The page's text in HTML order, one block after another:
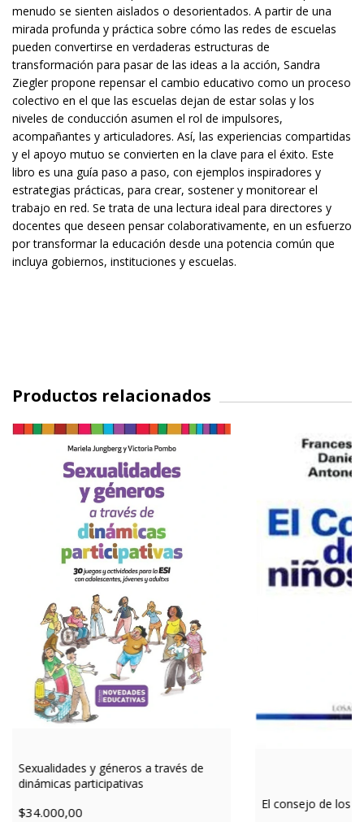
menudo se sienten aislados o desorientados. A partir de una
mirada profunda y práctica sobre cómo las redes de escuelas
pueden convertirse en verdaderas estructuras de
transformación para pasar de las ideas a la acción, Sandra
Ziegler propone repensar el cambio educativo como un proceso
colectivo en el que las escuelas dejan de estar solas y los
niveles de conducción asumen el rol de impulsores,
acompañantes y articuladores. Así, las experiencias compartidas
y el apoyo mutuo se convierten en la clave para el éxito. Este
libro es una guía paso a paso, con ejemplos inspiradores y
estrategias prácticas, para crear, sostener y monitorear el
trabajo en red. Se trata de una lectura ideal para directores y
docentes que deseen pensar colaborativamente, en un esfuerzo
por transformar la educación desde una potencia común que
incluya gobiernos, instituciones y escuelas.
Productos relacionados
Sexualidades y géneros a través de
dinámicas participativas
$34.000,00
El consejo de los